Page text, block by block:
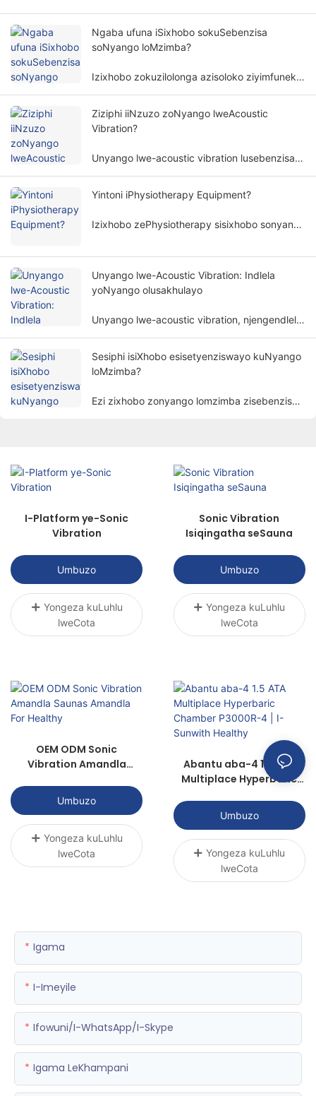
Ngaba ufuna iSixhobo sokuSebenzisa
soNyango loMzimba?
Izixhobo zokuzilolonga azisoloko ziyimfuneko
lubandakanya izinto ezininzi kunye
nemilinganiselo.
Ziziphi iiNzuzo zoNyango lweAcoustic
Vibration?
Unyango lwe-acoustic vibration lusebenzisa
engangeneleliyo, kwaye isetyenziswa
zokubuyisela kwisimo sangaphambili.
Yintoni iPhysiotherapy Equipment?
Izixhobo zePhysiotherapy sisixhobo sonyango
yomzimba. Inceda izigulana zithomalalise
iimpawu kunye nokubuyisela imisebenzi
yomzimba ngendlela engabonakaliyo.
Unyango lwe-Acoustic Vibration: Indlela
yoNyango olusakhulayo
Unyango lwe-acoustic vibration, njengendlela
Sesiphi isiXhobo esisetyenziswayo kuNyango
loMzimba?
Ezi zixhobo zonyango lomzimba zisebenzisa
ukukhuthaza ukuphilisa, nokubuyisela
I-Platform ye-Sonic
Vibration
Umbuzo
Yongeza kuLuhlu
lweCota
Sonic Vibration
Isiqingatha seSauna
Umbuzo
Yongeza kuLuhlu
lweCota
OEM ODM Sonic
Vibration Amandla
Healthy
Umbuzo
Yongeza kuLuhlu
lweCota
Abantu aba-4 1.5 ATA
Multiplace Hyperbaric
Sunwith Healthy
Umbuzo
Yongeza kuLuhlu
lweCota
Igama
I-Imeyile
Ifowuni/i-WhatsApp/i-Skype
Igama LeKhampani